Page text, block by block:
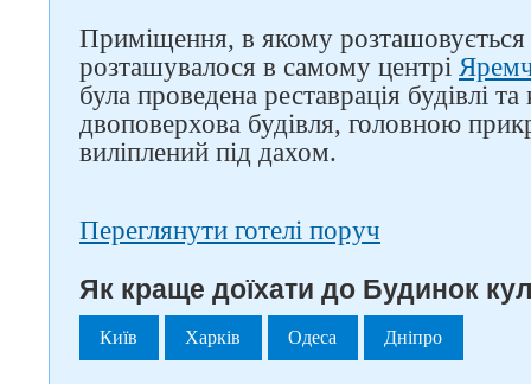
Приміщення, в якому розташовується
розташувалося в самому центрі
була проведена реставрація будівлі
двоповерхова будівля, головною
виліплений під дахом.
Переглянути готелі поруч
Як краще доїхати до Будинок
Київ Харків Одеса Дніпро